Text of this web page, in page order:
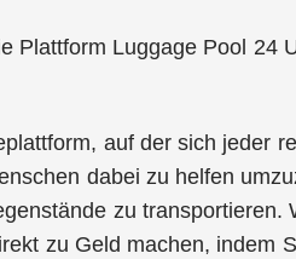
Plattform Luggage Pool 24
auf der sich jeder
dabei zu helfen
zu
zu Geld machen, indem